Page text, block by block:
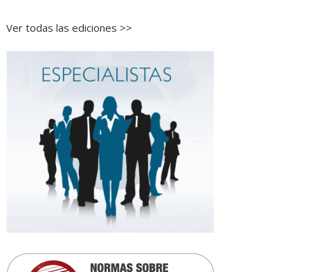
Ver todas las ediciones >>